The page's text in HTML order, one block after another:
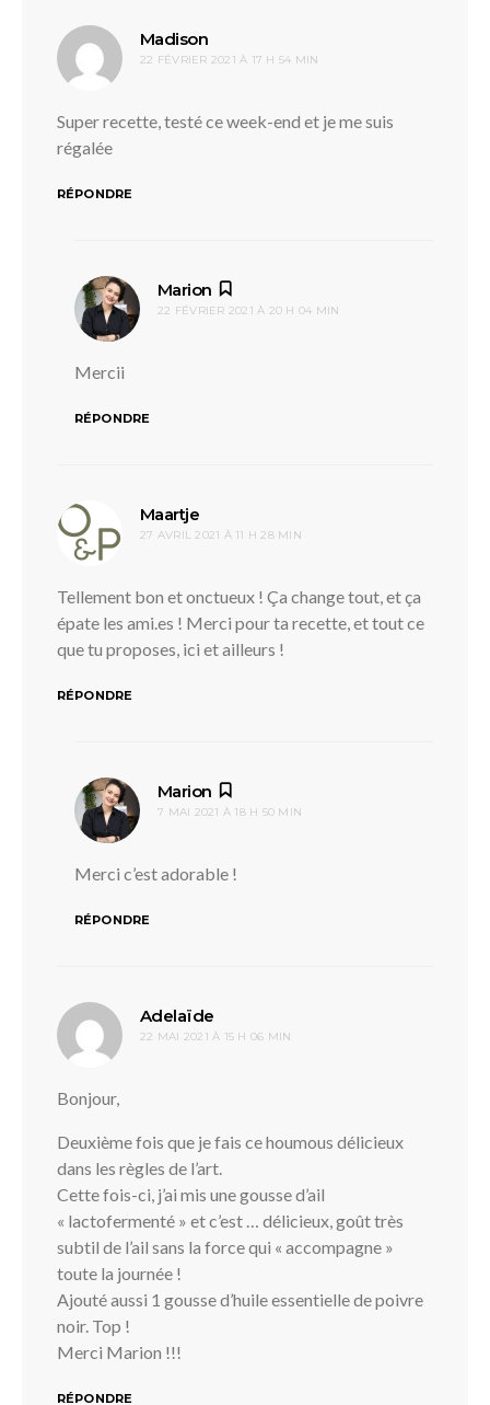
Madison
22 FÉVRIER 2021 À 17 H 54 MIN
Super recette, testé ce week-end et je me suis
régalée
RÉPONDRE
Marion
22 FÉVRIER 2021 À 20 H 04 MIN
Mercii
RÉPONDRE
Maartje
27 AVRIL 2021 À 11 H 28 MIN
Tellement bon et onctueux ! Ça change tout, et ça
épate les ami.es ! Merci pour ta recette, et tout ce
que tu proposes, ici et ailleurs !
RÉPONDRE
Marion
7 MAI 2021 À 18 H 50 MIN
Merci c’est adorable !
RÉPONDRE
Adelaïde
22 MAI 2021 À 15 H 06 MIN
Bonjour,
Deuxième fois que je fais ce houmous délicieux
dans les règles de l’art.
Cette fois-ci, j’ai mis une gousse d’ail
« lactofermenté » et c’est … délicieux, goût très
subtil de l’ail sans la force qui « accompagne »
toute la journée !
Ajouté aussi 1 gousse d’huile essentielle de poivre
noir. Top !
Merci Marion !!!
RÉPONDRE